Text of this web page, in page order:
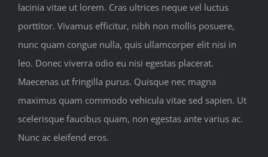
lacinia vitae ut lorem. Cras ultrices neque vel luctus
porttitor. Vivamus efficitur, nibh non mollis posuere,
nunc quam congue nulla, quis ullamcorper elit nisi in
leo. Donec viverra odio eu nisi egestas placerat.
Maecenas ut fringilla purus. Quisque nec magna
maximus quam commodo vehicula vitae sed sapien. Ut
scelerisque faucibus quam, non egestas ante varius ac.
Nunc ac eleifend eros.